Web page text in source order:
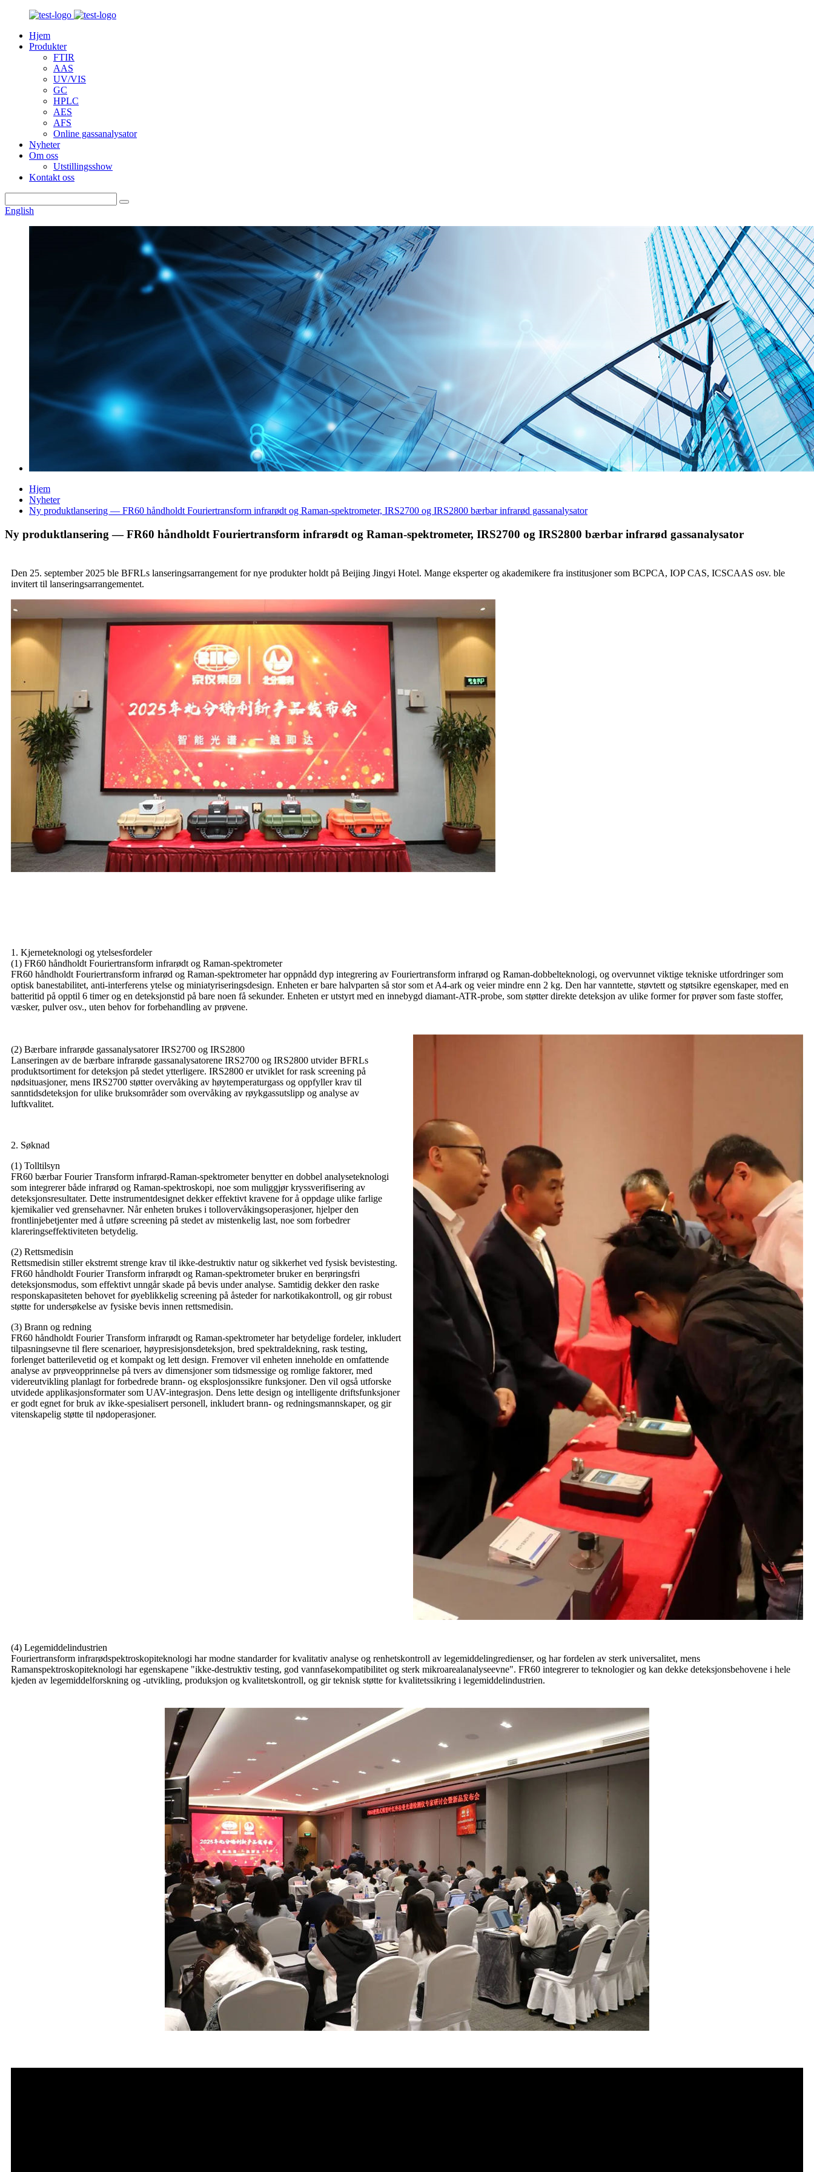
Hjem
Produkter
FTIR
AAS
UV/VIS
GC
HPLC
AES
AFS
Online gassanalysator
Nyheter
Om oss
Utstillingsshow
Kontakt oss
English
Hjem
Nyheter
Ny produktlansering — FR60 håndholdt Fouriertransform infrarødt og Raman-spektrometer, IRS2700 og IRS2800 bærbar infrarød gassanalysator
Ny produktlansering — FR60 håndholdt Fouriertransform infrarødt og Raman-spektrometer, IRS2700 og IRS2800 bærbar infrarød gassanalysator
Den 25. september 2025 ble BFRLs lanseringsarrangement for nye produkter holdt på Beijing Jingyi Hotel. Mange eksperter og akademikere fra institusjoner som BCPCA, IOP CAS, ICSCAAS osv. ble
invitert til lanseringsarrangementet.
1. Kjerneteknologi og ytelsesfordeler
(1) FR60 håndholdt Fouriertransform infrarødt og Raman-spektrometer
FR60 håndholdt Fouriertransform infrarød og Raman-spektrometer har oppnådd dyp integrering av Fouriertransform infrarød og Raman-dobbelteknologi, og overvunnet viktige tekniske utfordringer som
optisk banestabilitet, anti-interferens ytelse og miniatyriseringsdesign. Enheten er bare halvparten så stor som et A4-ark og veier mindre enn 2 kg. Den har vanntette, støvtett og støtsikre egenskaper, med en
batteritid på opptil 6 timer og en deteksjonstid på bare noen få sekunder. Enheten er utstyrt med en innebygd diamant-ATR-probe, som støtter direkte deteksjon av ulike former for prøver som faste stoffer,
væsker, pulver osv., uten behov for forbehandling av prøvene.
(2) Bærbare infrarøde gassanalysatorer IRS2700 og IRS2800
Lanseringen av de bærbare infrarøde gassanalysatorene IRS2700 og IRS2800 utvider BFRLs
produktsortiment for deteksjon på stedet ytterligere. IRS2800 er utviklet for rask screening på
nødsituasjoner, mens IRS2700 støtter overvåking av høytemperaturgass og oppfyller krav til
sanntidsdeteksjon for ulike bruksområder som overvåking av røykgassutslipp og analyse av
luftkvalitet.
2. Søknad
(1) Tolltilsyn
FR60 bærbar Fourier Transform infrarød-Raman-spektrometer benytter en dobbel analyseteknologi
som integrerer både infrarød og Raman-spektroskopi, noe som muliggjør kryssverifisering av
deteksjonsresultater. Dette instrumentdesignet dekker effektivt kravene for å oppdage ulike farlige
kjemikalier ved grensehavner. Når enheten brukes i tollovervåkingsoperasjoner, hjelper den
frontlinjebetjenter med å utføre screening på stedet av mistenkelig last, noe som forbedrer
klareringseffektiviteten betydelig.
(2) Rettsmedisin
Rettsmedisin stiller ekstremt strenge krav til ikke-destruktiv natur og sikkerhet ved fysisk bevistesting.
FR60 håndholdt Fourier Transform infrarødt og Raman-spektrometer bruker en berøringsfri
deteksjonsmodus, som effektivt unngår skade på bevis under analyse. Samtidig dekker den raske
responskapasiteten behovet for øyeblikkelig screening på åsteder for narkotikakontroll, og gir robust
støtte for undersøkelse av fysiske bevis innen rettsmedisin.
(3) Brann og redning
FR60 håndholdt Fourier Transform infrarødt og Raman-spektrometer har betydelige fordeler, inkludert
tilpasningsevne til flere scenarioer, høypresisjonsdeteksjon, bred spektraldekning, rask testing,
forlenget batterilevetid og et kompakt og lett design. Fremover vil enheten inneholde en omfattende
analyse av prøveopprinnelse på tvers av dimensjoner som tidsmessige og romlige faktorer, med
videreutvikling planlagt for forbedrede brann- og eksplosjonssikre funksjoner. Den vil også utforske
utvidede applikasjonsformater som UAV-integrasjon. Dens lette design og intelligente driftsfunksjoner
er godt egnet for bruk av ikke-spesialisert personell, inkludert brann- og redningsmannskaper, og gir
vitenskapelig støtte til nødoperasjoner.
(4) Legemiddelindustrien
Fouriertransform infrarødspektroskopiteknologi har modne standarder for kvalitativ analyse og renhetskontroll av legemiddelingredienser, og har fordelen av sterk universalitet, mens
Ramanspektroskopiteknologi har egenskapene "ikke-destruktiv testing, god vannfasekompatibilitet og sterk mikroarealanalyseevne". FR60 integrerer to teknologier og kan dekke deteksjonsbehovene i hele
kjeden av legemiddelforskning og -utvikling, produksjon og kvalitetskontroll, og gir teknisk støtte for kvalitetssikring i legemiddelindustrien.